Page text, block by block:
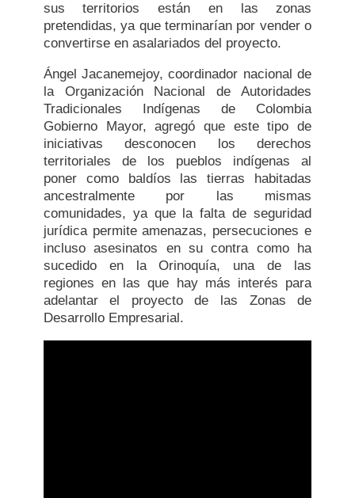
sus territorios están en las zonas
pretendidas, ya que terminarían por vender o
convertirse en asalariados del proyecto.
Ángel Jacanemejoy, coordinador nacional de
la Organización Nacional de Autoridades
Tradicionales Indígenas de Colombia
Gobierno Mayor, agregó que este tipo de
iniciativas desconocen los derechos
territoriales de los pueblos indígenas al
poner como baldíos las tierras habitadas
ancestralmente por las mismas
comunidades, ya que la falta de seguridad
jurídica permite amenazas, persecuciones e
incluso asesinatos en su contra como ha
sucedido en la Orinoquía, una de las
regiones en las que hay más interés para
adelantar el proyecto de las Zonas de
Desarrollo Empresarial.